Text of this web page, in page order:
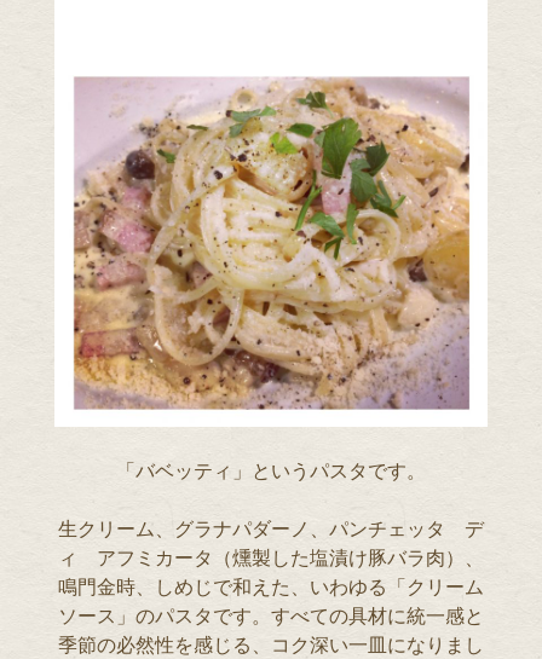
「バベッティ」というパスタです。
生クリーム、グラナパダーノ、パンチェッタ デ
ィ アフミカータ（燻製した塩漬け豚バラ肉）、
鳴門金時、しめじで和えた、いわゆる「クリーム
ソース」のパスタです。すべての具材に統一感と
季節の必然性を感じる、コク深い一皿になりまし